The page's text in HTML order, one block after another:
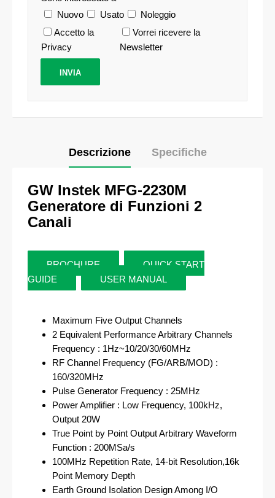
Nuovo
Usato
Noleggio
Accetto la
Privacy
Vorrei ricevere la
Newsletter
Descrizione Specifiche
GW Instek MFG-2230M
Generatore di Funzioni 2
Canali
BROCHURE
QUICK START
GUIDE
USER MANUAL
Maximum Five Output Channels
2 Equivalent Performance Arbitrary Channels
Frequency : 1Hz~10/20/30/60MHz
RF Channel Frequency (FG/ARB/MOD) :
160/320MHz
Pulse Generator Frequency : 25MHz
Power Amplifier : Low Frequency, 100kHz,
Output 20W
True Point by Point Output Arbitrary Waveform
Function : 200MSa/s
100MHz Repetition Rate, 14-bit Resolution,16k
Point Memory Depth
Earth Ground Isolation Design Among I/O